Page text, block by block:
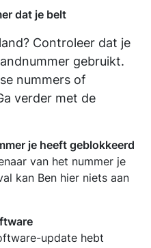
dat je belt
Controleer dat je
gebruikt.
nummers of
verder met de
je heeft geblokkeerd
van het nummer je
kan Ben hier niets aan
update hebt